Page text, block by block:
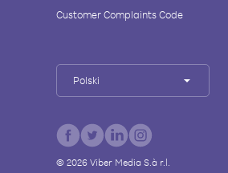
Customer Complaints Code
Polski
© 2026Viber Media S.à r.l.